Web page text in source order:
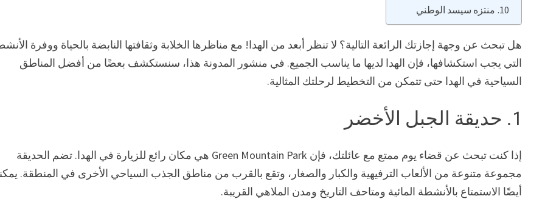
منتزه سيسد الوطني
هل تبحث عن وجهة إجازتك الرائعة التالية؟ لا تنظر أبعد من الهدا! مع مناظرها الخلابة وثقافتها النابضة بالحياة ووفرة
التي يجب استكشافها، فإن الهدا لديها ما يناسب الجميع. في منشور المدونة هذا، سنستكشف بعضًا من أفضل المناطق
السياحية في الهدا حتى تتمكن من التخطيط لرحلتك المثالية.
1. حديقة الجبل الأخضر
إذا كنت تبحث عن قضاء يوم ممتع مع عائلتك، فإن Green Mountain Park هي مكان رائع للزيارة في الهدا. تضم الحديقة
مجموعة متنوعة من الألعاب الترفيهية والكبار والصغار، وتقع بالقرب من مناطق الجذب السياحي الأخرى في المنطقة.
أيضًا الاستمتاع بالأنشطة المائية ومتاحف التاريخ ومدن الملاهي القريبة.